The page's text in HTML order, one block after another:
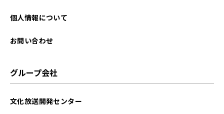
個人情報について
お問い合わせ
グループ会社
文化放送開発センター